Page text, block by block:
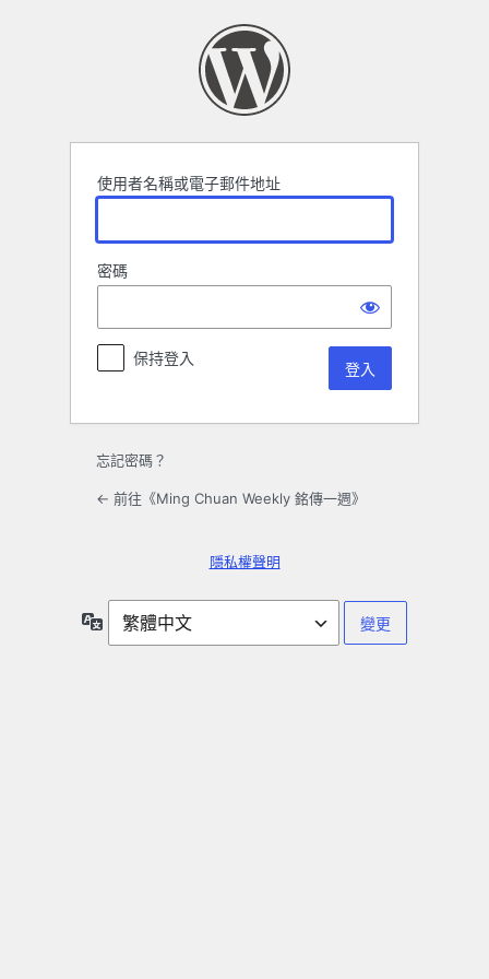
使用者名稱或電子郵件地址
密碼
保持登入
忘記密碼？
← 前往《Ming Chuan Weekly 銘傳一週》
隱私權聲明
言